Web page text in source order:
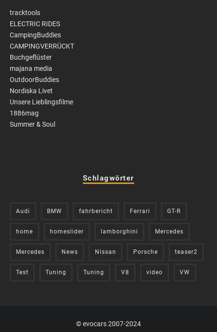
tracktools
ELECTRIC RIDES
CampingBuddies
CAMPINGVERRÜCKT
Buchgeflüster
majana media
OutdoorBuddies
Nordiska Livet
Unsere Lieblingsfilme
1886mag
Summer & Soul
Schlagwörter
Audi BMW fahrbericht Ferrari GT-R
home homeslider lamborghini Mercedes
Mercedes News Nissan Porsche teaser2
Test Tuning Tuning V8 video VW
© evocars 2007-2024